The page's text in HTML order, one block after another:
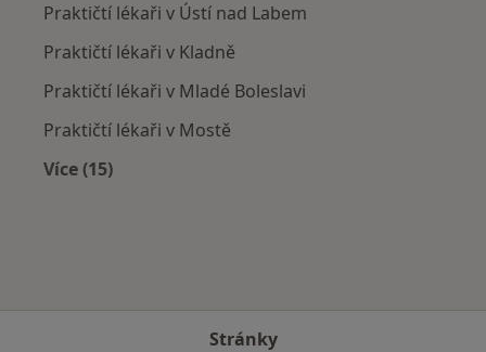
Praktičtí lékaři v Ústí nad Labem
Praktičtí lékaři v Kladně
Praktičtí lékaři v Mladé Boleslavi
Praktičtí lékaři v Mostě
Více (15)
Stránky